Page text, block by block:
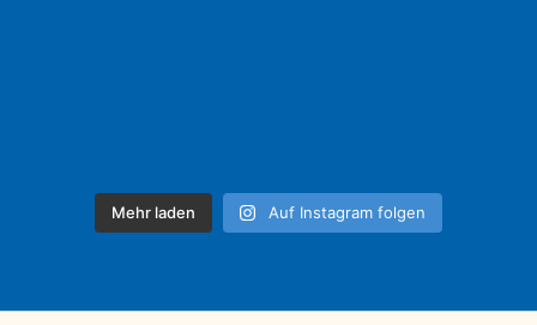
Mehr laden Auf Instagram folgen